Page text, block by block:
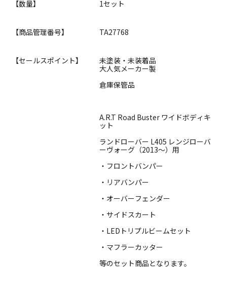
【数量】 1セット
【商品管理番号】 TA27768
【セールスポイント】
未塗装・未装着品
大人気メーカー製
倉庫保管品
A.R.T Road Buster ワイドボディキ
ット
ランドローバー L405 レンジローバ
ーヴォーグ（2013〜）用
・フロントバンパー
・リアバンパー
・オーバーフェンダー
・サイドスカート
・LEDトリプルビームセット
・マフラーカッター
等のセット商品となります。